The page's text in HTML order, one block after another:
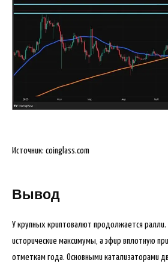
Источник: coinglass.com
Вывод
У крупных криптовалют продолжается ралли.
исторические максимумы, а эфир вплотную
отметкам года. Основными катализаторами